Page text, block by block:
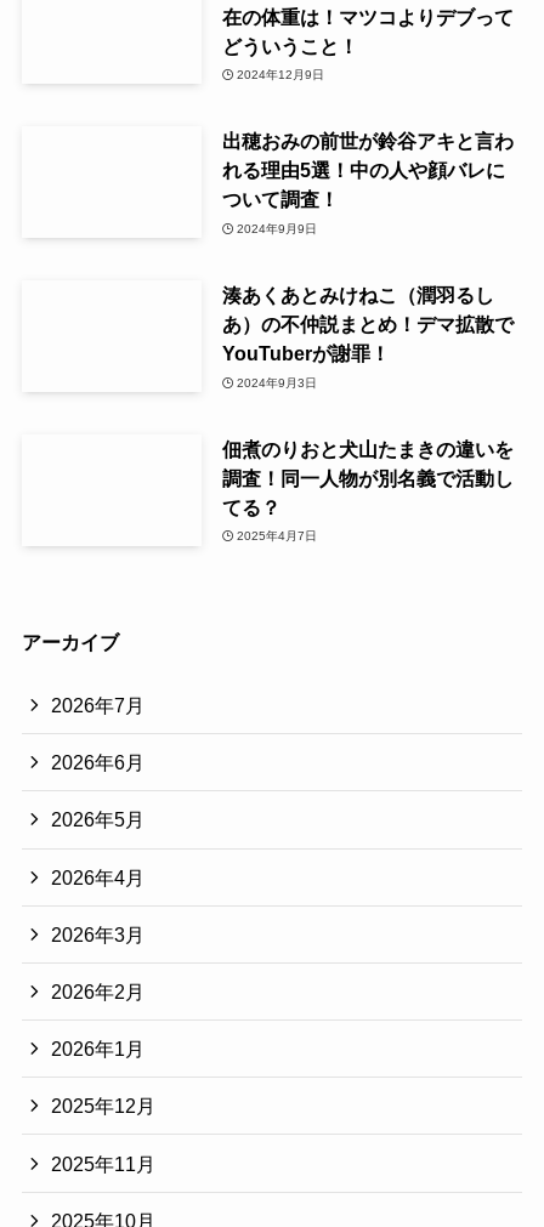
在の体重は！マツコよりデブって
どういうこと！
2024年12月9日
出穂おみの前世が鈴谷アキと言わ
れる理由5選！中の人や顔バレに
ついて調査！
2024年9月9日
湊あくあとみけねこ（潤羽るし
あ）の不仲説まとめ！デマ拡散で
YouTuberが謝罪！
2024年9月3日
佃煮のりおと犬山たまきの違いを
調査！同一人物が別名義で活動し
てる？
2025年4月7日
アーカイブ
2026年7月
2026年6月
2026年5月
2026年4月
2026年3月
2026年2月
2026年1月
2025年12月
2025年11月
2025年10月